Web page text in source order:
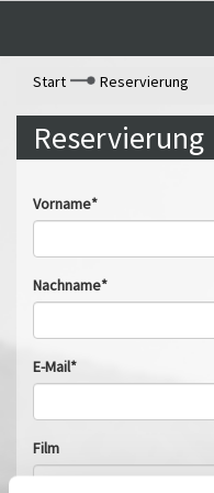
Start
Reservierung
Reservierung
Vorname*
Nachname*
E-Mail*
Film